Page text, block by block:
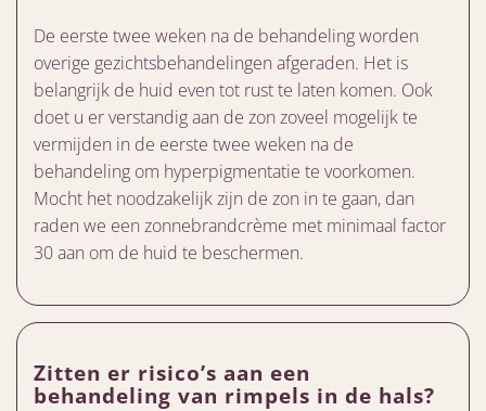
De eerste twee weken na de behandeling worden
overige gezichtsbehandelingen afgeraden. Het is
belangrijk de huid even tot rust te laten komen. Ook
doet u er verstandig aan de zon zoveel mogelijk te
vermijden in de eerste twee weken na de
behandeling om hyperpigmentatie te voorkomen.
Mocht het noodzakelijk zijn de zon in te gaan, dan
raden we een zonnebrandcrème met minimaal factor
30 aan om de huid te beschermen.
Zitten er risico’s aan een
behandeling van rimpels in de hals?